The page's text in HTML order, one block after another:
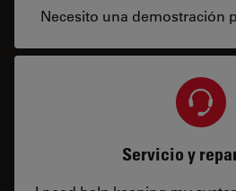
Necesito una demostración
Servicio y